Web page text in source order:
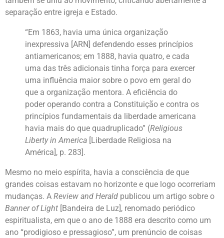
separação entre igreja e Estado.
“Em 1863, havia uma única organização
inexpressiva [ARN] defendendo esses princípios
antiamericanos; em 1888, havia quatro, e cada
uma das três adicionais tinha força para exercer
uma influência maior sobre o povo em geral do
que a organização mentora. A eficiência do
poder operando contra a Constituição e contra os
princípios fundamentais da liberdade americana
havia mais do que quadruplicado” (Religious
Liberty in America [Liberdade Religiosa na
América], p. 283].
Mesmo no meio espírita, havia a consciência de que
grandes coisas estavam no horizonte e que logo ocorreriam
mudanças. A Review and Herald publicou um artigo sobre o
Banner of Light [Bandeira de Luz], renomado periódico
espiritualista, em que o ano de 1888 era descrito como um
ano “prodigioso e pressagioso”, um prenúncio de coisas